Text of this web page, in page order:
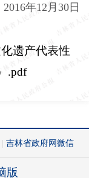
2016年12月30日
遗产代表性
.pdf